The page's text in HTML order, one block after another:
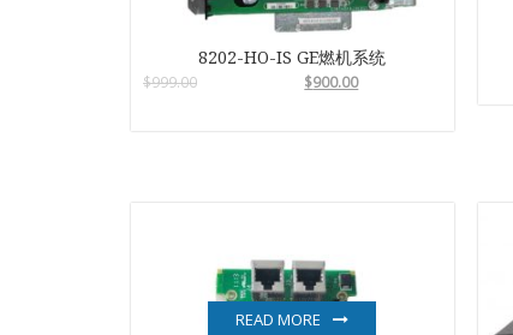
8202-HO-IS GE燃机系统
$999.00 $900.00
READ MORE